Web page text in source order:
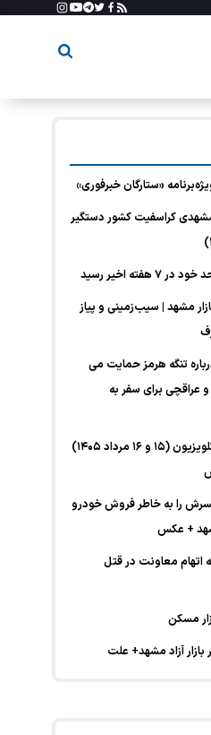
«ستارگان خبرفوری»
کراسفیت کشور دستگیر
اخیر رسید
مشهد | سیب‌زمینی و پیاز
تنگه هرمز حمایت می
عراقچی برای سفر به
فیلم‌های سینمایی آخر هفته تلویزیون (۱۵ و ۱۶ مرداد ۱۴۰۵)
را به خاطر فروش خودرو
+ عکس
اتهام معاونت در قتل
مسکن